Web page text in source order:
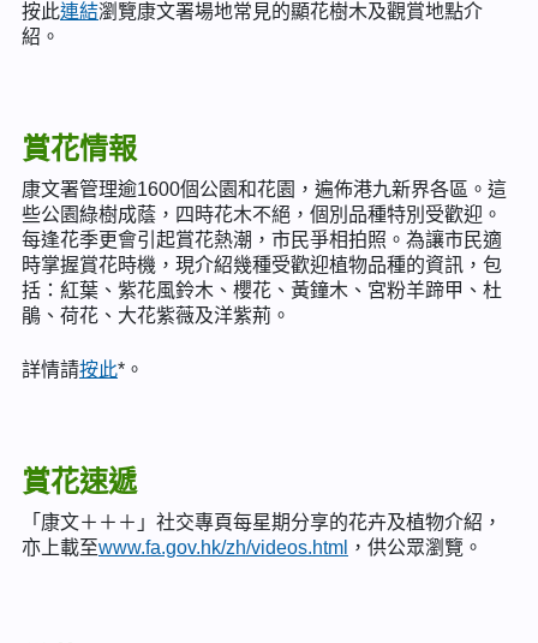
按此連結瀏覽康文署場地常見的顯花樹木及觀賞地點介
紹。
賞花情報
康文署管理逾1600個公園和花園，遍佈港九新界各區。這
些公園綠樹成蔭，四時花木不絕，個別品種特別受歡迎。
每逢花季更會引起賞花熱潮，市民爭相拍照。為讓市民適
時掌握賞花時機，現介紹幾種受歡迎植物品種的資訊，包
括：紅葉、紫花風鈴木、櫻花、黃鐘木、宮粉羊蹄甲、杜
鵑、荷花、大花紫薇及洋紫荊。
詳情請按此*。
賞花速遞
「康文＋＋＋」社交專頁每星期分享的花卉及植物介紹，
亦上載至www.fa.gov.hk/zh/videos.html ，供公眾瀏覽。